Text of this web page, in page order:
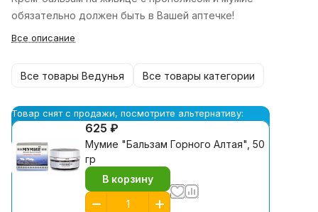
обязательно должен быть в Вашей аптечке!
Все описание
Все товары Ведунья Все товары категории
Товар снят с продажи, посмотрите альтернативу:
625 ₽
Мумие "Бальзам Горного Алтая", 50
гр
В корзину